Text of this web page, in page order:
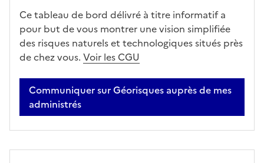
Ce tableau de bord délivré à titre informatif a
pour but de vous montrer une vision simplifiée
des risques naturels et technologiques situés près
de chez vous. Voir les CGU
Communiquer sur Géorisques auprès de mes
administrés